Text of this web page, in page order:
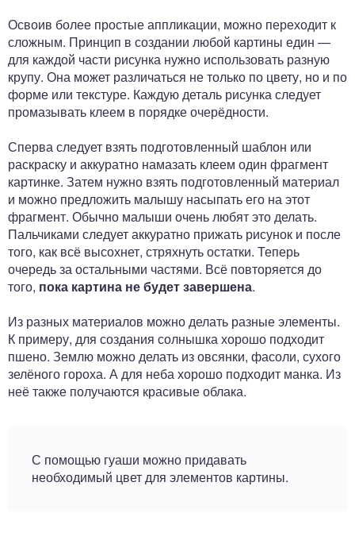
Освоив более простые аппликации, можно переходит к
сложным. Принцип в создании любой картины един —
для каждой части рисунка нужно использовать разную
крупу. Она может различаться не только по цвету, но и по
форме или текстуре. Каждую деталь рисунка следует
промазывать клеем в порядке очерёдности.
Сперва следует взять подготовленный шаблон или
раскраску и аккуратно намазать клеем один фрагмент
картинке. Затем нужно взять подготовленный материал
и можно предложить малышу насыпать его на этот
фрагмент. Обычно малыши очень любят это делать.
Пальчиками следует аккуратно прижать рисунок и после
того, как всё высохнет, стряхнуть остатки. Теперь
очередь за остальными частями. Всё повторяется до
того, пока картина не будет завершена.
Из разных материалов можно делать разные элементы.
К примеру, для создания солнышка хорошо подходит
пшено. Землю можно делать из овсянки, фасоли, сухого
зелёного гороха. А для неба хорошо подходит манка. Из
неё также получаются красивые облака.
С помощью гуаши можно придавать
необходимый цвет для элементов картины.